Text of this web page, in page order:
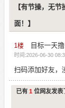
【有节操，无
面！】
1楼 目标一天
时间:2026-06-30
扫码添加好友，
已有1 位网友发表